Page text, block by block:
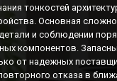
тонкостей
Основная
и соблюдении
компонентов.
от надежных
отказа в